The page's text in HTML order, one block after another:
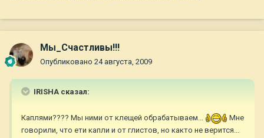
Мы_Счастливы!!!
Опубликовано 24 августа, 2009
IRISHA сказал:
Каплями???? Мы ними от клещей обрабатываем...
Мне
говорили, что ети капли и от глистов, но както не верится...